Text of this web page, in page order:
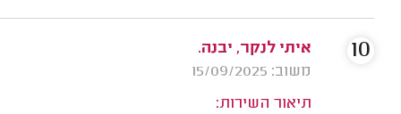
איתי לנקר, יבנה.
משוב: 15/09/2025
תיאור השירות:
10